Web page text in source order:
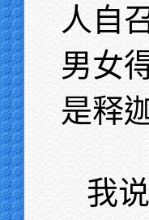
人自
男女
是释
我